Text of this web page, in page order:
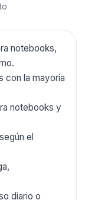
notebooks,
con la mayoría
notebooks y
el
diario o